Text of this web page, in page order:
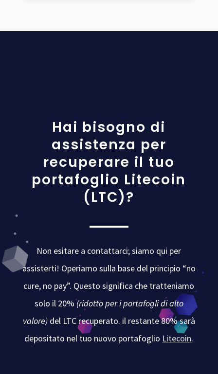
Hai bisogno di
assistenza per
recuperare il tuo
portafoglio Litecoin
(LTC)?
Non esitare a contattarci; siamo qui per
assisterti! Operiamo sulla base del principio “no
cure, no pay”. Questo significa che tratteniamo
solo il 20%(ridotto per i portafogli di alto
valore)del LTC recuperato. il restante 80% sarà
depositato nel tuo nuovo portafoglio Litecoin.